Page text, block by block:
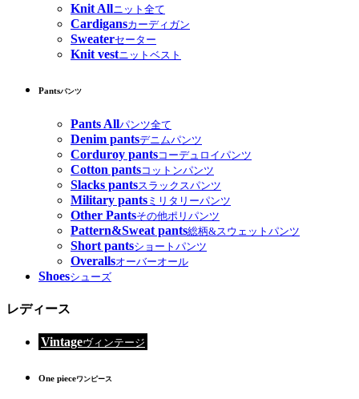
Knit Allニット全て
Cardigansカーディガン
Sweaterセーター
Knit vestニットベスト
Pantsパンツ
Pants Allパンツ全て
Denim pantsデニムパンツ
Corduroy pantsコーデュロイパンツ
Cotton pantsコットンパンツ
Slacks pantsスラックスパンツ
Military pants ミリタリーパンツ
Other Pantsその他ポリパンツ
Pattern&Sweat pants総柄&スウェットパンツ
Short pantsショートパンツ
Overallsオーバーオール
Shoesシューズ
レディース
Vintageヴィンテージ
One pieceワンピース